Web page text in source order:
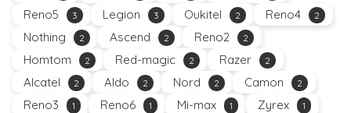
Reno5 3 Legion 3 Oukitel 2 Reno4 2
Nothing 2 Ascend 2 Reno2 2
Homtom 2 Red-magic 2 Razer 2
Alcatel 2 Aldo 2 Nord 2 Camon 2
Reno3 1 Reno6 1 Mi-max 1 Zyrex 1